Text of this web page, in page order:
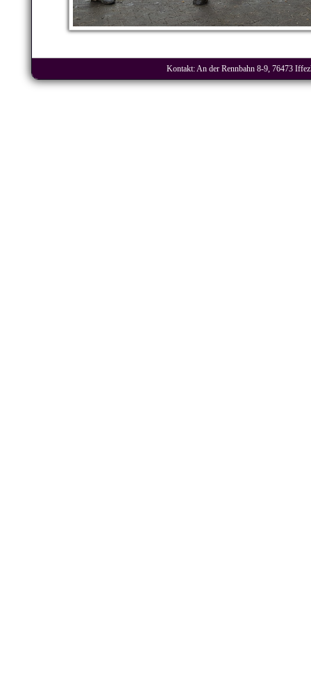
Kontakt: An der Rennbahn 8-9, 76473